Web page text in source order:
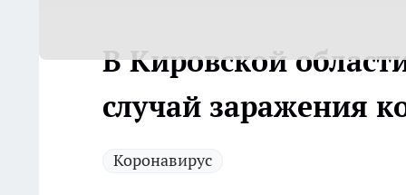
В Кировской
случай заражения
Коронавирус